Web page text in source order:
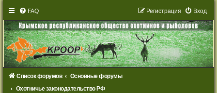
FAQ Вход
Регистрация
Список форумов
Основные форумы
Охотничье законодательство РФ